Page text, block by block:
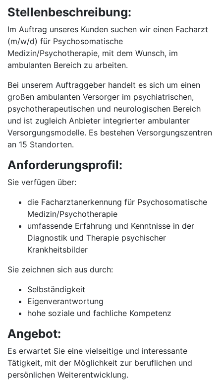
Stellenbeschreibung:
Im Auftrag unseres Kunden suchen wir einen Facharzt
(m/w/d) für Psychosomatische
Medizin/Psychotherapie, mit dem Wunsch, im
ambulanten Bereich zu arbeiten.
Bei unserem Auftraggeber handelt es sich um einen
großen ambulanten Versorger im psychiatrischen,
psychotherapeutischen und neurologischen Bereich
und ist zugleich Anbieter integrierter ambulanter
Versorgungsmodelle. Es bestehen Versorgungszentren
an 15 Standorten.
Anforderungsprofil:
Sie verfügen über:
die Facharztanerkennung für Psychosomatische
Medizin/Psychotherapie
umfassende Erfahrung und Kenntnisse in der
Diagnostik und Therapie psychischer
Krankheitsbilder
Sie zeichnen sich aus durch:
Selbständigkeit
Eigenverantwortung
hohe soziale und fachliche Kompetenz
Angebot:
Es erwartet Sie eine vielseitige und interessante
Tätigkeit, mit der Möglichkeit zur beruflichen und
persönlichen Weiterentwicklung.